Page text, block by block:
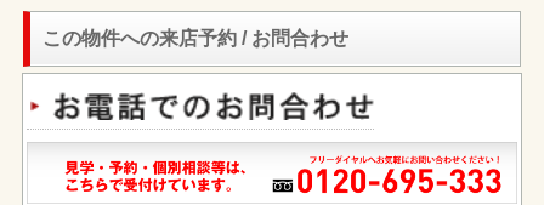
この物件への来店予約 / お問合わせ